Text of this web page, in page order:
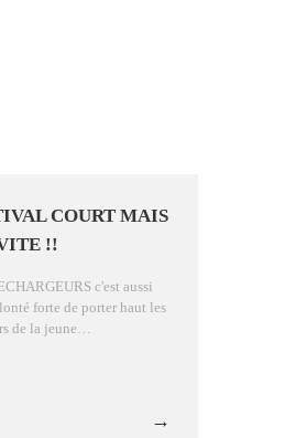
COURT MAIS
!!
c'est aussi
forte de porter haut les
de la jeune…